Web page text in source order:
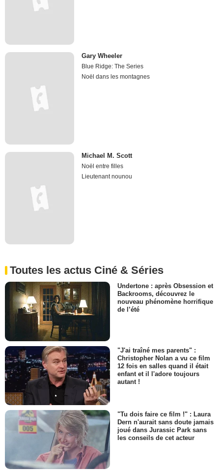
Gary Wheeler
Blue Ridge: The Series
Noël dans les montagnes
Michael M. Scott
Noël entre filles
Lieutenant nounou
Toutes les actus Ciné & Séries
Undertone : après Obsession et
Backrooms, découvrez le
nouveau phénomène horrifique
de l’été
"J'ai traîné mes parents" :
Christopher Nolan a vu ce film
12 fois en salles quand il était
enfant et il l'adore toujours
autant !
"Tu dois faire ce film !" : Laura
Dern n'aurait sans doute jamais
joué dans Jurassic Park sans
les conseils de cet acteur